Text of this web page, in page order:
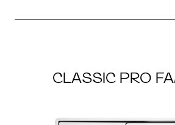
CLASSIC PRO